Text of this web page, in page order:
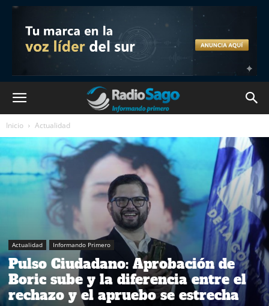
Inicio Actualidad
Actualidad Informando Primero
Pulso Ciudadano: Aprobación de
Boric sube y la diferencia entre el
rechazo y el apruebo se estrecha